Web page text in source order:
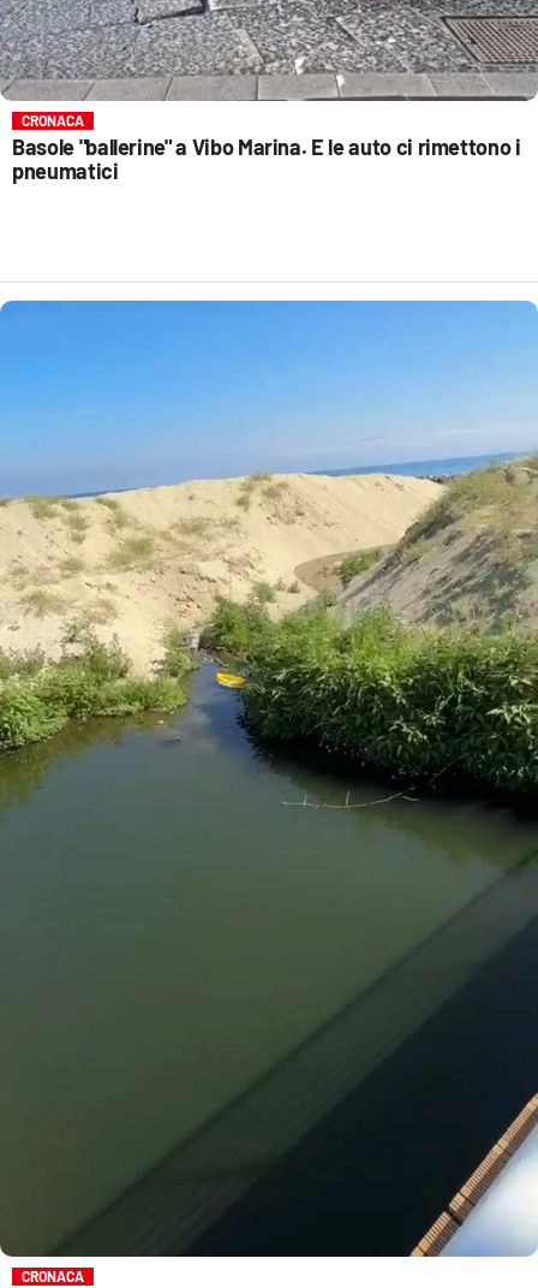
CRONACA
Basole "ballerine" a Vibo Marina. E le auto ci rimettono i
pneumatici
CRONACA